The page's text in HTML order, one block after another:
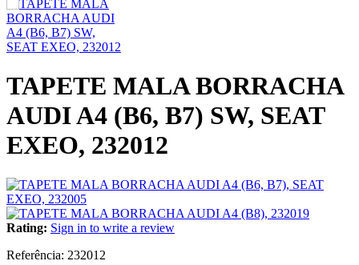
TAPETE MALA BORRACHA
AUDI A4 (B6, B7) SW, SEAT
EXEO, 232012
Rating: Sign in to write a review
Referência: 232012